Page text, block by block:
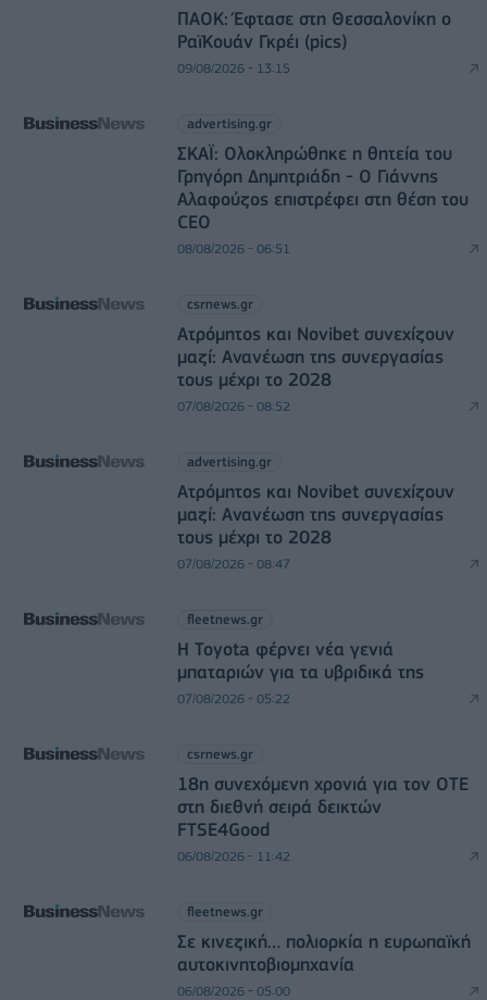
ΠΑΟΚ: Έφτασε στη Θεσσαλονίκη ο
ΡαϊΚουάν Γκρέι (pics)
09/08/2026 - 13:15
advertising.gr
ΣΚΑΪ: Ολοκληρώθηκε η θητεία του
Γρηγόρη Δημητριάδη - Ο Γιάννης
Αλαφούζος επιστρέφει στη θέση του
CEO
08/08/2026 - 06:51
csrnews.gr
Ατρόμητος και Novibet συνεχίζουν
μαζί: Ανανέωση της συνεργασίας
τους μέχρι το 2028
07/08/2026 - 08:52
advertising.gr
Ατρόμητος και Novibet συνεχίζουν
μαζί: Ανανέωση της συνεργασίας
τους μέχρι το 2028
07/08/2026 - 08:47
fleetnews.gr
Η Toyota φέρνει νέα γενιά
μπαταριών για τα υβριδικά της
07/08/2026 - 05:22
csrnews.gr
18η συνεχόμενη χρονιά για τον ΟΤΕ
στη διεθνή σειρά δεικτών
FTSE4Good
06/08/2026 - 11:42
fleetnews.gr
Σε κινεζική… πολιορκία η ευρωπαϊκή
αυτοκινητοβιομηχανία
06/08/2026 - 05:00